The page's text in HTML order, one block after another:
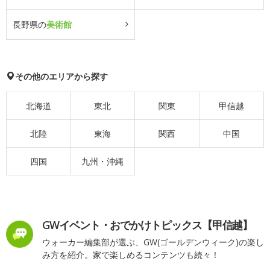
長野県の美術館
その他のエリアから探す
北海道 東北 関東 甲信越
北陸 東海 関西 中国
四国 九州・沖縄
GWイベント・おでかけトピックス【甲信越】
ウォーカー編集部が選ぶ、GW(ゴールデンウィーク)の楽し
み方を紹介。家で楽しめるコンテンツも続々！